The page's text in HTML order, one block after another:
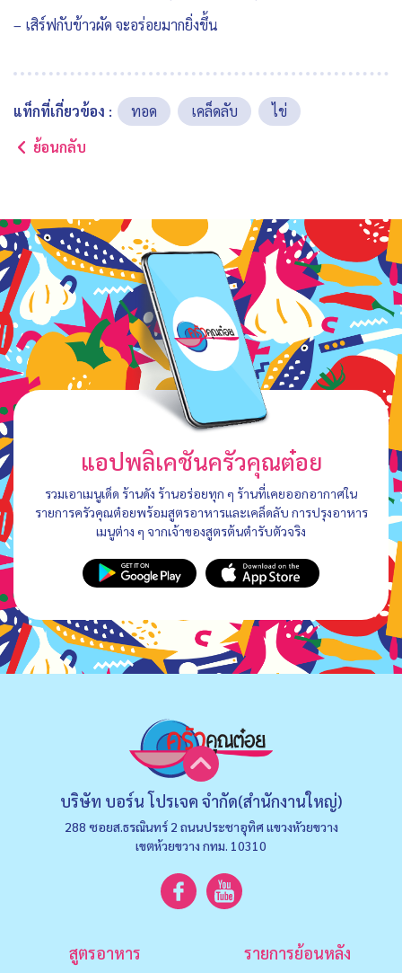
– เสิร์ฟกับข้าวผัด จะอร่อยมากยิ่งขึ้น
แท็กที่เกี่ยวข้อง : ทอด เคล็ดลับ
ไข่
ย้อนกลับ
แอปพลิเคชันครัวคุณต๋อย
รวมเอาเมนูเด็ด ร้านดัง ร้านอร่อยทุก ๆ ร้านที่เคยออกอากาศใน
รายการครัวคุณต๋อยพร้อมสูตรอาหารและเคล็ดลับ การปรุงอาหาร
เมนูต่าง ๆ จากเจ้าของสูตรต้นตำรับตัวจริง
บริษัท บอร์น โปรเจค จำกัด(สำนักงานใหญ่)
288 ซอยส.ธรณินทร์ 2 ถนนประชาอุทิศ แขวงหัวยขวาง
เขตห้วยขวาง กทม. 10310
สูตรอาหาร รายการย้อนหลัง